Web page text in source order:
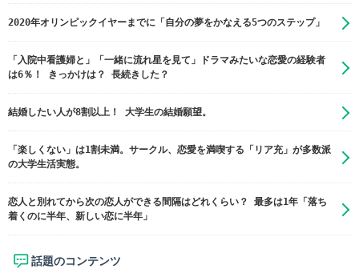
2020年オリンピックイヤーまでに「自分の夢をかなえる5つのステップ」
「入院中看護婦と」「一緒に流れ星を見て」ドラマみたいな恋愛の経験者
は6％！ きっかけは？ 長続きした？
結婚したい人が8割以上！ 大学生の結婚願望。
「楽しくない」は1割未満。サークル、恋愛を満喫する「リア充」が多数派
の大学生活実態。
恋人と別れてから次の恋人ができる間隔はどれくらい？ 最多は1年「落ち
着くのに半年、新しい恋に半年」
話題のコンテンツ